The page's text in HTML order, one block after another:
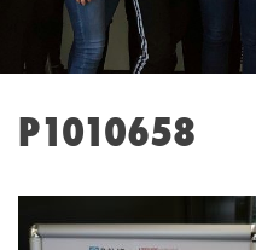
P1010658